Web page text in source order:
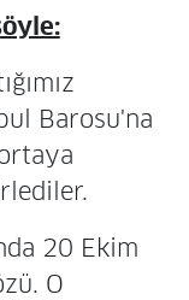
Barosu'na
20 Ekim
O